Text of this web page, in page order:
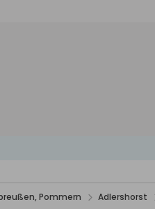
Pommern Adlershorst